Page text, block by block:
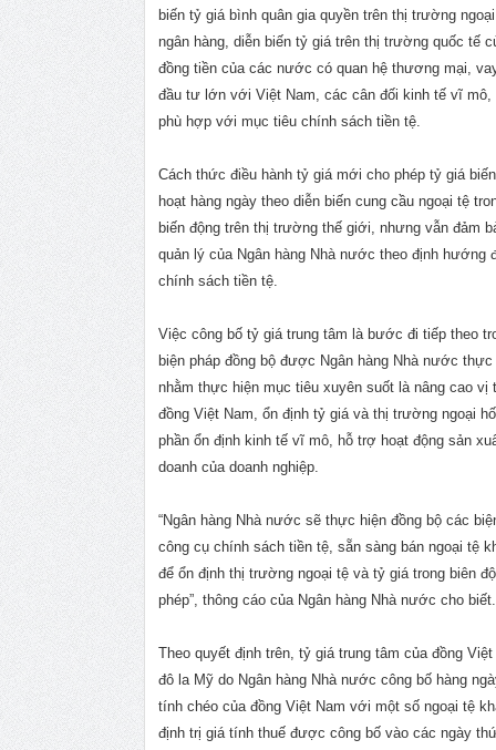
biến tỷ giá bình quân gia quyền trên thị trường
ngân hàng, diễn biến tỷ giá trên thị trường quốc tế
đồng tiền của các nước có quan hệ thương mại,
đầu tư lớn với Việt Nam, các cân đối kinh tế vĩ mô,
phù hợp với mục tiêu chính sách tiền tệ.
Cách thức điều hành tỷ giá mới cho phép tỷ giá
hoạt hàng ngày theo diễn biến cung cầu ngoại tệ
biến động trên thị trường thế giới, nhưng vẫn đảm
quản lý của Ngân hàng Nhà nước theo định hướng
chính sách tiền tệ.
Việc công bố tỷ giá trung tâm là bước đi tiếp theo
biện pháp đồng bộ được Ngân hàng Nhà nước thực
nhằm thực hiện mục tiêu xuyên suốt là nâng cao vị
đồng Việt Nam, ổn định tỷ giá và thị trường ngoại
phần ổn định kinh tế vĩ mô, hỗ trợ hoạt động sản
doanh của doanh nghiệp.
“Ngân hàng Nhà nước sẽ thực hiện đồng bộ các
công cụ chính sách tiền tệ, sẵn sàng bán ngoại tệ
để ổn định thị trường ngoại tệ và tỷ giá trong biên
phép”, thông cáo của Ngân hàng Nhà nước cho biết.
Theo quyết định trên, tỷ giá trung tâm của đồng
đô la Mỹ do Ngân hàng Nhà nước công bố hàng
tính chéo của đồng Việt Nam với một số ngoại tệ
định trị giá tính thuế được công bố vào các ngày